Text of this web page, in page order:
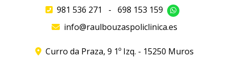
981 536 271
- 698 153 159
info@raulbouzaspoliclinica.es
Curro da Praza, 9 1º Izq. - 15250 Muros